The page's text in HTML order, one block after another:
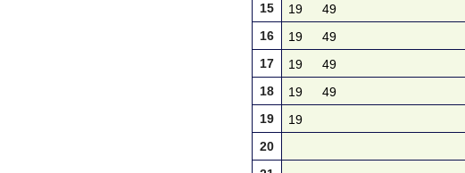
15
19 49
16
19 49
17
19 49
18
19 49
19
19
20